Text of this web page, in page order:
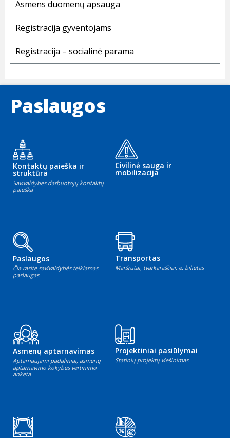
Asmens duomenų apsauga
Registracija gyventojams
Registracija – socialinė parama
Paslaugos
Kontaktų paieška ir
struktūra
Savivaldybės darbuotojų kontaktų
paieška
Civilinė sauga ir
mobilizacija
Paslaugos
Čia rasite savivaldybės teikiamas
paslaugas
Transportas
Maršrutai, tvarkaraščiai, e. bilietas
Asmenų aptarnavimas
Aptarnaujami padaliniai, asmenų
aptarnavimo kokybės vertinimo
anketa
Projektiniai pasiūlymai
Statinių projektų viešinimas